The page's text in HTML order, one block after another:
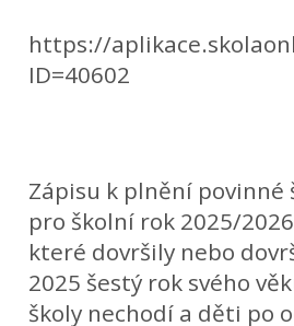
https://
ID=40602
Zápisu k plnění povinné
pro školní rok 2025/
které dovršily nebo
2025 šestý rok svého
školy nechodí a děti po